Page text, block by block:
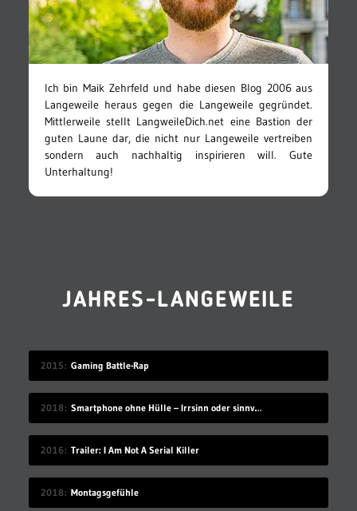
Ich bin Maik Zehrfeld und habe diesen Blog 2006 aus
Langeweile heraus gegen die Langeweile gegründet.
Mittlerweile stellt LangweileDich.net eine Bastion der
guten Laune dar, die nicht nur Langeweile vertreiben
sondern auch nachhaltig inspirieren will. Gute
Unterhaltung!
JAHRES-LANGEWEILE
2015 Gaming Battle-Rap
2018 Smartphone ohne Hülle – Irrsinn oder sinnvoll?
2016 Trailer: I Am Not A Serial Killer
2018 Montagsgefühle